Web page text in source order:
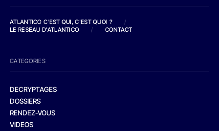
ATLANTICO C'EST QUI, C'EST QUOI ?
/
LE RESEAU D'ATLANTICO
/ CONTACT
CATEGORIES
DECRYPTAGES
DOSSIERS
RENDEZ-VOUS
VIDEOS